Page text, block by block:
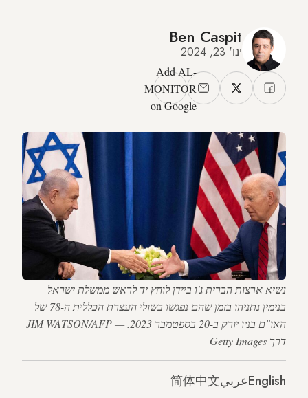
Ben Caspit
ינו' 23, 2024
Add AL-
MONITOR
on Google
נשיא ארצות הברית ג'ו ביידן לוחץ יד לראש ממשלת ישראל
בנימין נתניהו בזמן שהם נפגשו בשולי העצרת הכללית ה-78 של
האו"ם בניו יורק ב-20 בספטמבר 2023. — JIM WATSON/AFP
דרך Getty Images
Englishعربي简体中文